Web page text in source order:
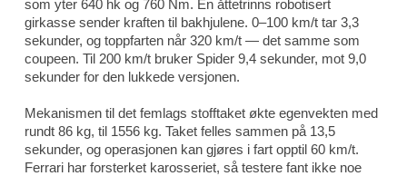
som yter 640 hk og 760 Nm. En åttetrinns robotisert
girkasse sender kraften til bakhjulene. 0–100 km/t tar 3,3
sekunder, og toppfarten når 320 km/t — det samme som
coupeen. Til 200 km/t bruker Spider 9,4 sekunder, mot 9,0
sekunder for den lukkede versjonen.
Mekanismen til det femlags stofftaket økte egenvekten med
rundt 86 kg, til 1556 kg. Taket felles sammen på 13,5
sekunder, og operasjonen kan gjøres i fart opptil 60 km/t.
Ferrari har forsterket karosseriet, så testere fant ikke noe